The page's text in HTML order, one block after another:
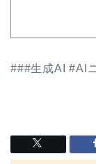
###生成AI #AI